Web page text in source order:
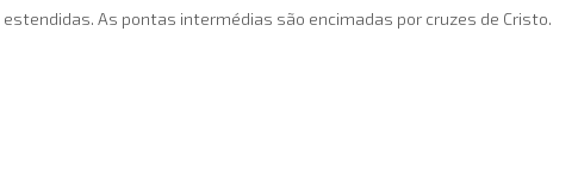
As pontas intermédias são encimadas por cruzes de Cristo.